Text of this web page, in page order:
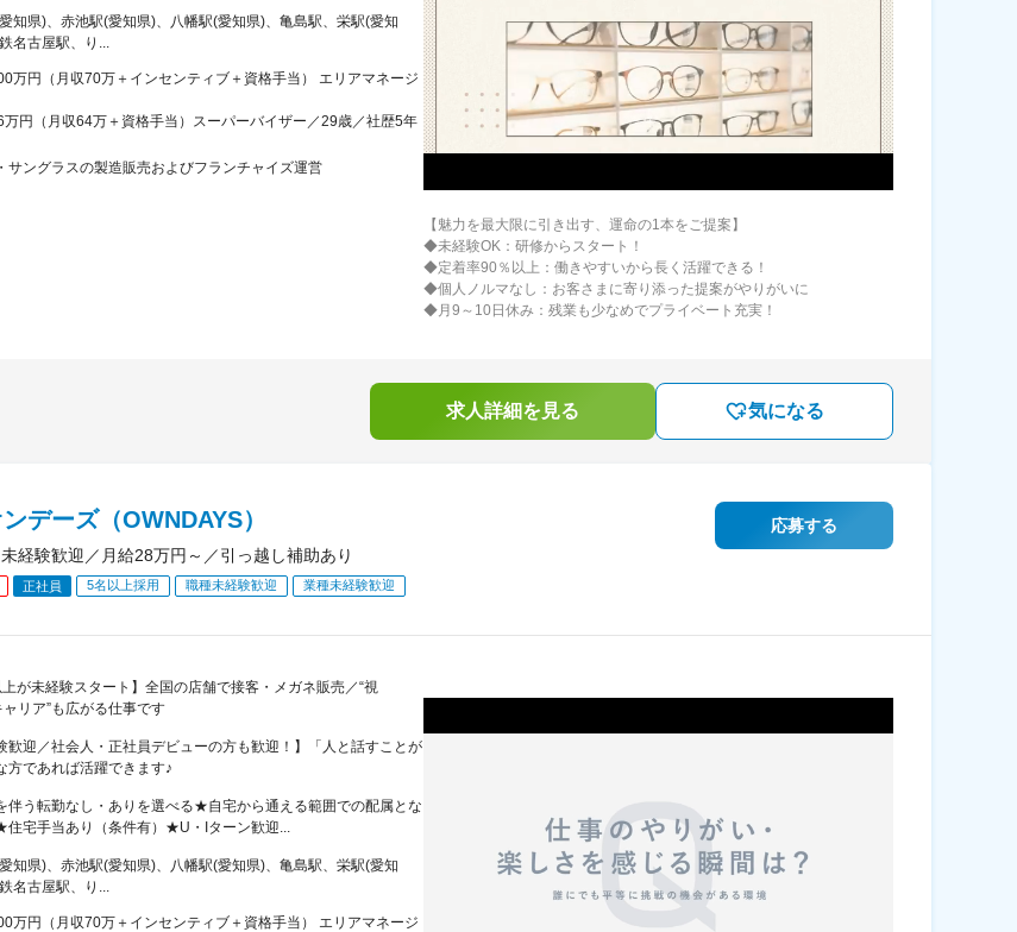
知県)、赤池駅(愛知県)、八幡駅(愛知県)、亀島駅、栄駅(愛知
名古屋駅、り...
万円（月収70万＋インセンティブ＋資格手当） エリアマネージ
万円（月収64万＋資格手当）スーパーバイザー／29歳／社歴5年
サングラスの製造販売およびフランチャイズ運営
【魅力を最大限に引き出す、運命の1本をご提案】
◆未経験OK：研修からスタート！
◆定着率90％以上：働きやすいから長く活躍できる！
◆個人ノルマなし：お客さまに寄り添った提案がやりがいに
◆月9～10日休み：残業も少なめでプライベート充実！
求人詳細を見る 気になる
デーズ（OWNDAYS）
経験歓迎／月給28万円～／引っ越し補助あり
正社員 5名以上採用 職種未経験歓迎 業種未経験歓迎
応募する
上が未経験スタート】全国の店舗で接客・メガネ販売／“視
ャリア”も広がる仕事です
歓迎／社会人・正社員デビューの方も歓迎！】「人と話すことが
方であれば活躍できます♪
伴う転勤なし・ありを選べる★自宅から通える範囲での配属とな
住宅手当あり（条件有）★U・Iターン歓迎...
知県)、赤池駅(愛知県)、八幡駅(愛知県)、亀島駅、栄駅(愛知
名古屋駅、り...
万円（月収70万＋インセンティブ＋資格手当） エリアマネージ